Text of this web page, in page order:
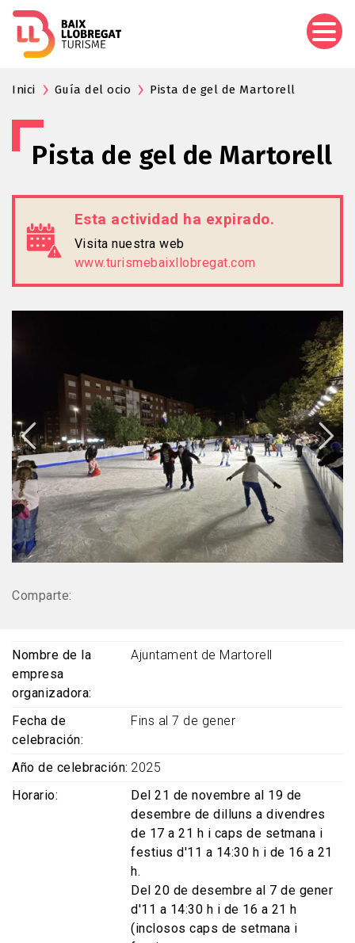
Inici Guía del ocio Pista de gel de Martorell
Pista de gel de Martorell
Esta actividad ha expirado.
Visita nuestra web
www.turismebaixllobregat.com
Comparte:
Nombre de la
empresa
organizadora
Ajuntament de Martorell
Fecha de
celebración
Fins al 7 de gener
Año de celebración 2025
Horario
Del 21 de novembre al 19 de
desembre de dilluns a divendres
de 17 a 21 h i caps de setmana i
festius d'11 a 14:30 h i de 16 a 21
h.
Del 20 de desembre al 7 de gener
d'11 a 14:30 h i de 16 a 21 h
(inclosos caps de setmana i